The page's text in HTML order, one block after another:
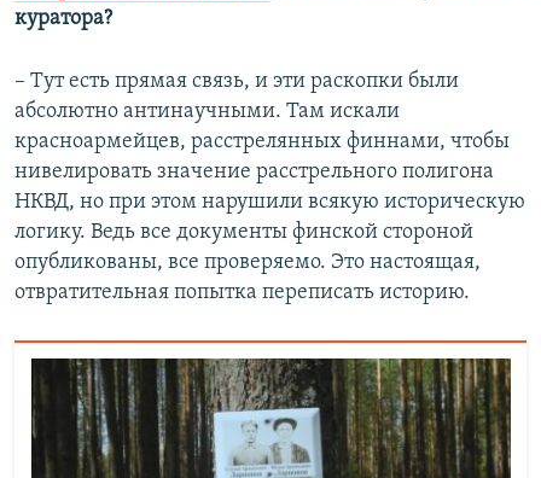
куратора?
– Тут есть прямая связь, и эти раскопки были
абсолютно антинаучными. Там искали
красноармейцев, расстрелянных финнами, чтобы
нивелировать значение расстрельного полигона
НКВД, но при этом нарушили всякую историческую
логику. Ведь все документы финской стороной
опубликованы, все проверяемо. Это настоящая,
отвратительная попытка переписать историю.